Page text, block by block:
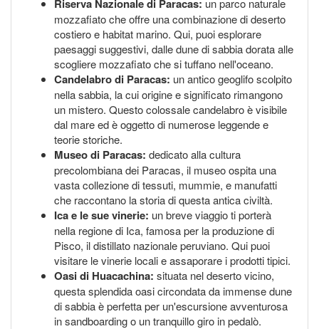
Riserva Nazionale di Paracas: un parco naturale
mozzafiato che offre una combinazione di deserto
costiero e habitat marino. Qui, puoi esplorare
paesaggi suggestivi, dalle dune di sabbia dorata alle
scogliere mozzafiato che si tuffano nell'oceano.
Candelabro di Paracas: un antico geoglifo scolpito
nella sabbia, la cui origine e significato rimangono
un mistero. Questo colossale candelabro è visibile
dal mare ed è oggetto di numerose leggende e
teorie storiche.
Museo di Paracas: dedicato alla cultura
precolombiana dei Paracas, il museo ospita una
vasta collezione di tessuti, mummie, e manufatti
che raccontano la storia di questa antica civiltà.
Ica e le sue vinerie: un breve viaggio ti porterà
nella regione di Ica, famosa per la produzione di
Pisco, il distillato nazionale peruviano. Qui puoi
visitare le vinerie locali e assaporare i prodotti tipici.
Oasi di Huacachina: situata nel deserto vicino,
questa splendida oasi circondata da immense dune
di sabbia è perfetta per un'escursione avventurosa
in sandboarding o un tranquillo giro in pedalò.